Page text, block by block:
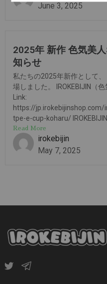
June 3, 2025
2025年 新作 色気美
知らせ
私たちの2025年新作として
場しました。 IROKEBIJIN（
Link:
https://
tpe-e-cup-koharu/
Read More
irokebijin
May 7, 2025